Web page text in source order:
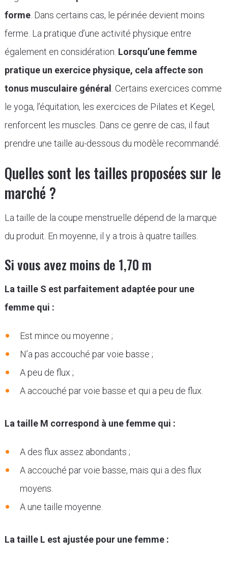
forme. Dans certains cas, le périnée devient moins
ferme. La pratique d’une activité physique entre
également en considération. Lorsqu’une femme
pratique un exercice physique, cela affecte son
tonus musculaire général . Certains exercices comme
le yoga, l’équitation, les exercices de Pilates et Kegel,
renforcent les muscles. Dans ce genre de cas, il faut
prendre une taille au-dessous du modèle recommandé.
Quelles sont les tailles proposées sur le
marché ?
La taille de la coupe menstruelle dépend de la marque
du produit. En moyenne, il y a trois à quatre tailles.
Si vous avez moins de 1,70 m
La taille S est parfaitement adaptée pour une
femme qui :
Est mince ou moyenne ;
N’a pas accouché par voie basse ;
A peu de flux ;
A accouché par voie basse et qui a peu de flux.
La taille M correspond à une femme qui :
A des flux assez abondants ;
A accouché par voie basse, mais qui a des flux
moyens.
A une taille moyenne.
La taille L est ajustée pour une femme :